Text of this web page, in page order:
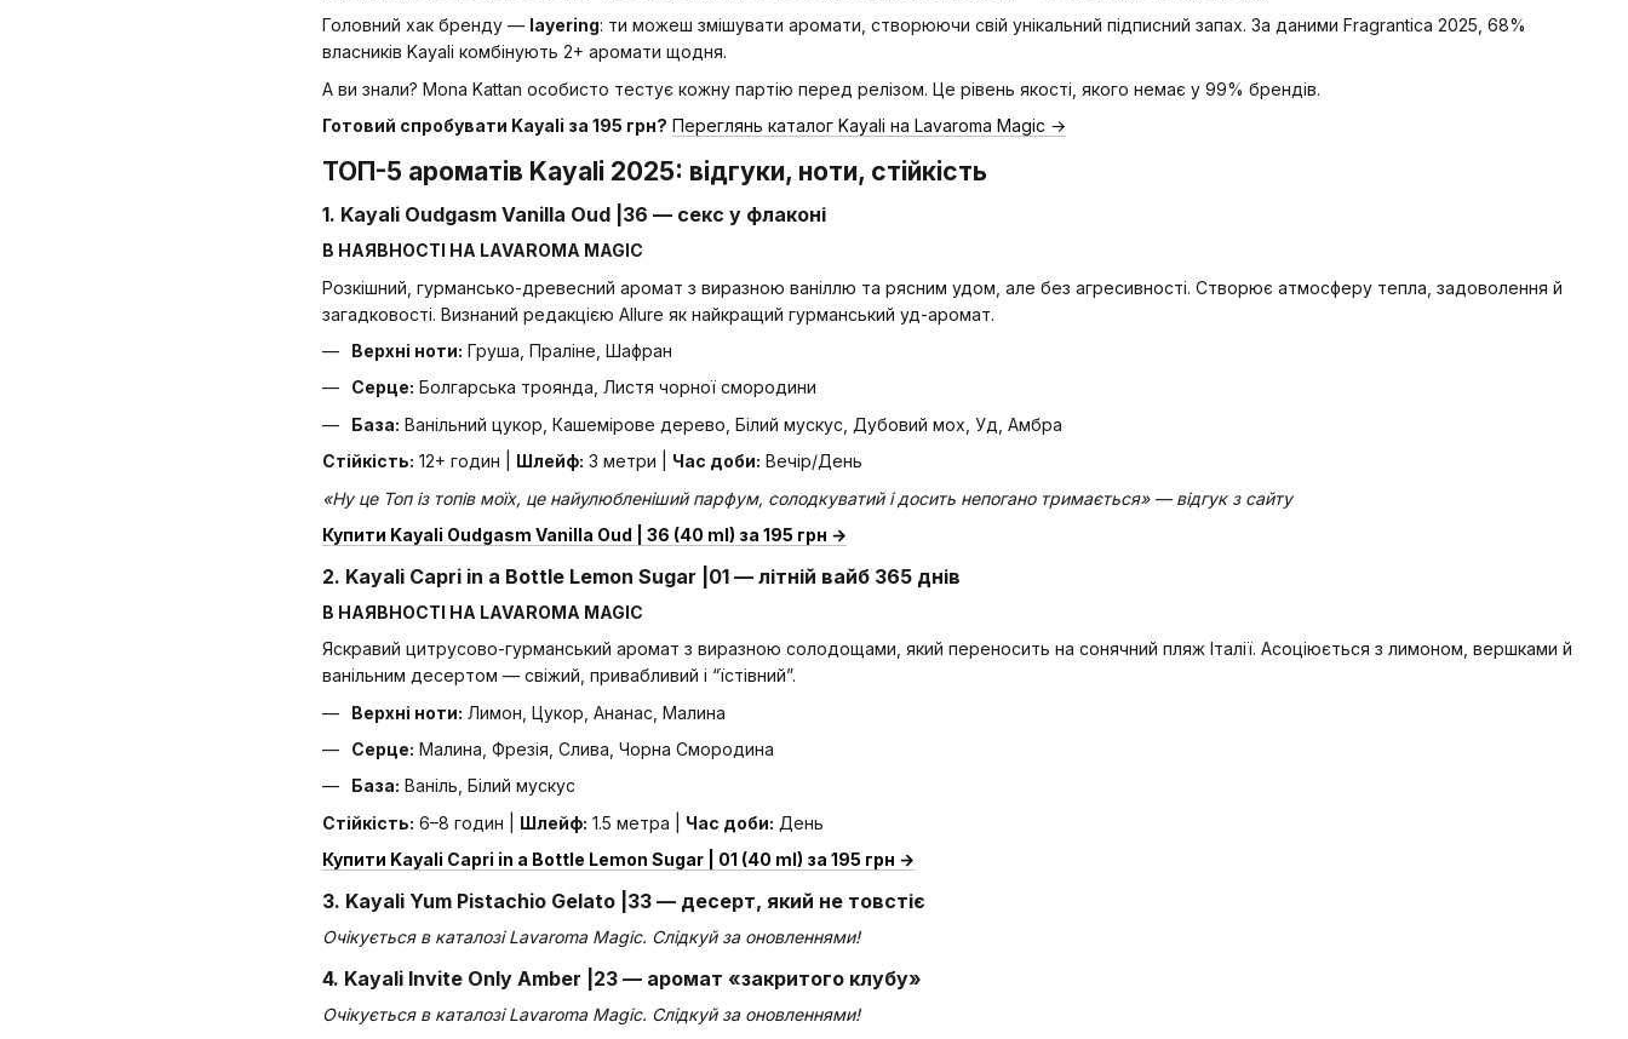
Головний хак бренду — layering: ти можеш змішувати аромати, створюючи свій унікальний підписний запах. За даними Fragrantica 2025, 68%
власників Kayali комбінують 2+ аромати щодня.
А ви знали? Mona Kattan особисто тестує кожну партію перед релізом. Це рівень якості, якого немає у 99% брендів.
Готовий спробувати Kayali за 195 грн? Переглянь каталог Kayali на Lavaroma Magic →
ТОП-5 ароматів Kayali 2025: відгуки, ноти, стійкість
1. Kayali Oudgasm Vanilla Oud |36 — секс у флаконі
В НАЯВНОСТІ НА LAVAROMA MAGIC
Розкішний, гурмансько-древесний аромат з виразною ваніллю та рясним удом, але без агресивності. Створює атмосферу тепла, задоволення й
загадковості. Визнаний редакцією Allure як найкращий гурманський уд-аромат.
Верхні ноти: Груша, Праліне, Шафран
Серце: Болгарська троянда, Листя чорної смородини
База: Ванільний цукор, Кашемірове дерево, Білий мускус, Дубовий мох, Уд, Амбра
Стійкість: 12+ годин | Шлейф: 3 метри | Час доби: Вечір/День
«Ну це Топ із топів моїх, це найулюбленіший парфум, солодкуватий і досить непогано тримається» — відгук з сайту
Купити Kayali Oudgasm Vanilla Oud | 36 (40 ml) за 195 грн →
2. Kayali Capri in a Bottle Lemon Sugar |01 — літній вайб 365 днів
В НАЯВНОСТІ НА LAVAROMA MAGIC
Яскравий цитрусово-гурманський аромат з виразною солодощами, який переносить на сонячний пляж Італії. Асоціюється з лимоном, вершками й
ванільним десертом — свіжий, привабливий і “їстівний”.
Верхні ноти: Лимон, Цукор, Ананас, Малина
Серце: Малина, Фрезія, Слива, Чорна Смородина
База: Ваніль, Білий мускус
Стійкість: 6–8 годин | Шлейф: 1.5 метра | Час доби: День
Купити Kayali Capri in a Bottle Lemon Sugar | 01 (40 ml) за 195 грн →
3. Kayali Yum Pistachio Gelato |33 — десерт, який не товстіє
Очікується в каталозі Lavaroma Magic. Слідкуй за оновленнями!
4. Kayali Invite Only Amber |23 — аромат «закритого клубу»
Очікується в каталозі Lavaroma Magic. Слідкуй за оновленнями!